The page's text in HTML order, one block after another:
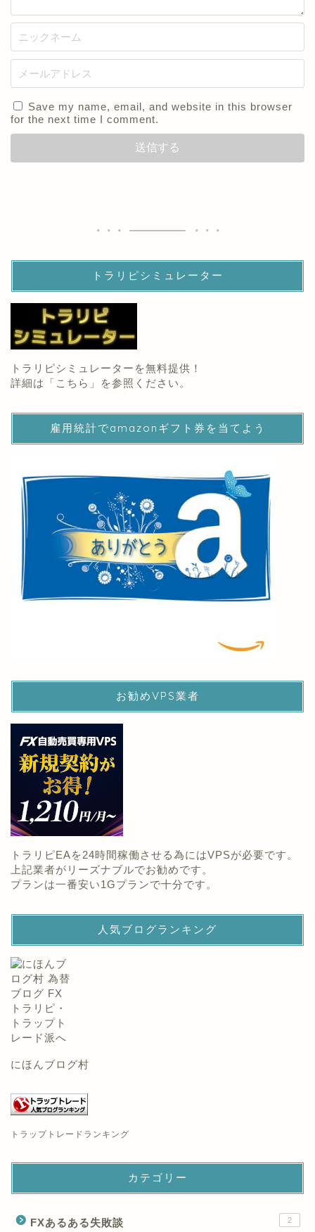
Save my name, email, and website in this browser
for the next time I comment.
トラリピシミュレーター
トラリピシミュレーターを無料提供！
詳細は「 こちら 」を参照ください。
雇用統計でamazonギフト券を当てよう
お勧めVPS業者
トラリピEAを24時間稼働させる為にはVPSが必要です。
上記業者がリーズナブルでお勧めです。
プランは一番安い1Gプランで十分です。
人気ブログランキング
にほんブログ村
トラップトレードランキング
カテゴリー
FXあるある失敗談 2